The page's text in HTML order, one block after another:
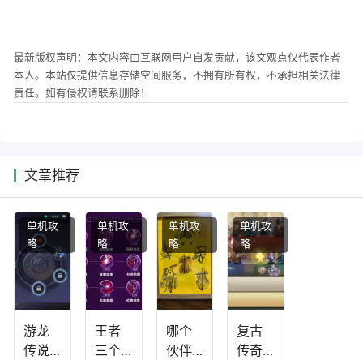
最新版权声明：本文内容由互联网用户自发贡献，该文观点仅代表作者
本人。本站仅提供信息存储空间服务，不拥有所有权，不承担相关法律
责任。如有侵权请联系删除！
文章推荐
游龙
传说
单机攻
略
王者
三个
单机攻
略
哪个
伙伴
单机攻
略
复古
传奇
单机攻
略